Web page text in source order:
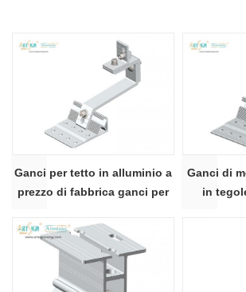
Ganci per tetto in alluminio a
prezzo di fabbrica ganci per
tegole
Ganci di
in